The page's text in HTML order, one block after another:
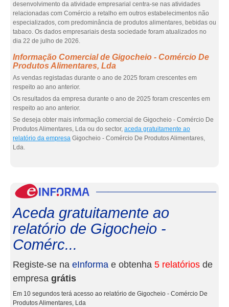
desenvolvimento da atividade empresarial centra-se nas atividades
relacionadas com Comércio a retalho em outros estabelecimentos não
especializados, com predominância de produtos alimentares, bebidas ou
tabaco. Os dados empresariais desta sociedade foram atualizados no
dia 22 de julho de 2026.
Informação Comercial de Gigocheio - Comércio De
Produtos Alimentares, Lda
As vendas registadas durante o ano de 2025 foram crescentes em
respeito ao ano anterior.
Os resultados da empresa durante o ano de 2025 foram crescentes em
respeito ao ano anterior.
Se deseja obter mais informação comercial de Gigocheio - Comércio De
Produtos Alimentares, Lda ou do sector, aceda gratuitamente ao
relatório da empresa Gigocheio - Comércio De Produtos Alimentares,
Lda.
Aceda gratuitamente ao
relatório de Gigocheio -
Comérc...
Registe-se na eInforma e obtenha 5 relatórios de
empresa grátis
Em 10 segundos terá acesso ao relatório de Gigocheio - Comércio De
Produtos Alimentares, Lda